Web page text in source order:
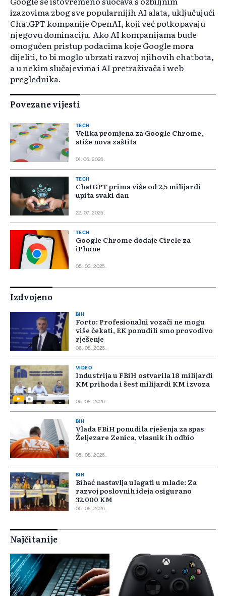
izazovima zbog sve popularnijih AI alata, uključujući
ChatGPT kompanije OpenAI, koji već potkopavaju
njegovu dominaciju. Ako AI kompanijama bude
omogućen pristup podacima koje Google mora
dijeliti, to bi moglo ubrzati razvoj njihovih chatbota,
a u nekim slučajevima i AI pretraživača i web
preglednika.
Povezane vijesti
TECH
Velika promjena za Google Chrome,
stiže nova zaštita
01. 06. 2026.
TECH
ChatGPT prima više od 2,5 milijardi
upita svaki dan
22. 07. 2025.
TECH
Google Chrome dodaje Circle za
iPhone
05. 03. 2025.
Izdvojeno
BIH
Forto: Profesionalni vozači ne mogu
više čekati, EK ponudili smo provodivo
rješenje
06. 08. 2026.
VIDEO
Industrija u FBiH ostvarila 18 milijardi
KM prihoda i šest milijardi KM izvoza
06. 08. 2026.
BIH
Vlada FBiH ponudila rješenja za spas
Željezare Zenica, vlasnik ih odbio
05. 08. 2026.
BIH
Bihać nastavlja ulagati u mlade: Za
razvoj poslovnih ideja osigurano
32.000 KM
05. 08. 2026.
Najčitanije